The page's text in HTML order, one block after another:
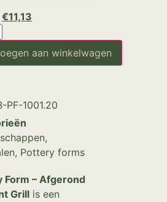
€11,13
aan winkelwagen
PF-1001.20
,
, Pottery forms
Form – Afgerond
Grill is een